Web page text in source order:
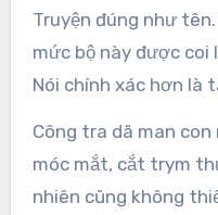
Truyện đúng như
mức bộ này được coi
Nói chính xác hơn là
Công tra dã man
móc mắt, cắt trym
nhiên cũng không